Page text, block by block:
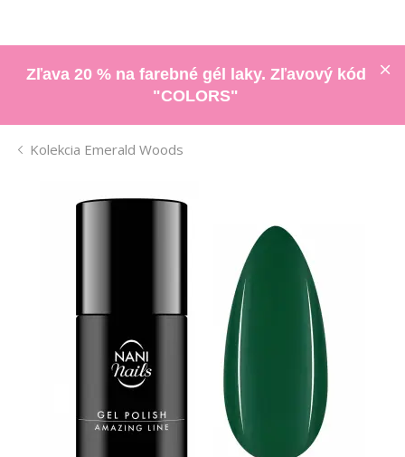
Zľava 20 % na farebné gél laky. Zľavový kód
"COLORS"
Kolekcia Emerald Woods